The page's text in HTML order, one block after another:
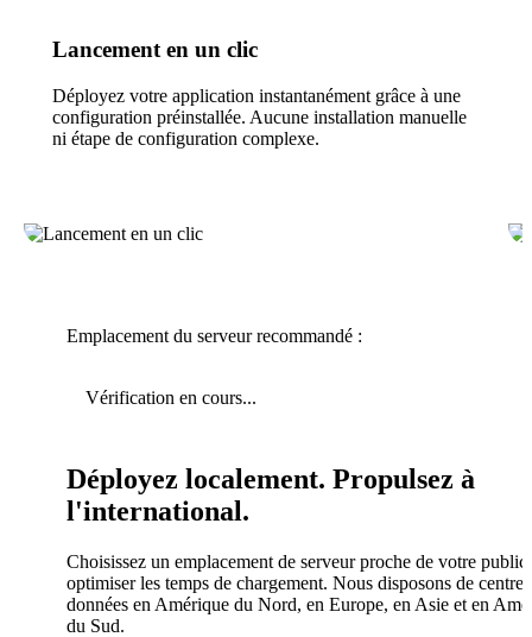
Lancement en un clic
Déployez votre application instantanément grâce à une
configuration préinstallée. Aucune installation manuelle
ni étape de configuration complexe.
Emplacement du serveur recommandé :
Vérification en cours...
Déployez localement. Propulsez à
l'international.
Choisissez un emplacement de serveur proche de votre
optimiser les temps de chargement. Nous disposons de
données en Amérique du Nord, en Europe, en Asie et en
du Sud.